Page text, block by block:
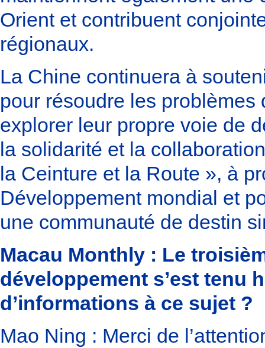
Orient et contribuent
régionaux.
La Chine continuera à
pour résoudre les
explorer leur propre voie de
la solidarité et la
la Ceinture et la Route », à
Développement mondial et
une communauté de destin
Macau Monthly : Le
développement s’est tenu
d’informations à ce sujet ?
Mao Ning : Merci de